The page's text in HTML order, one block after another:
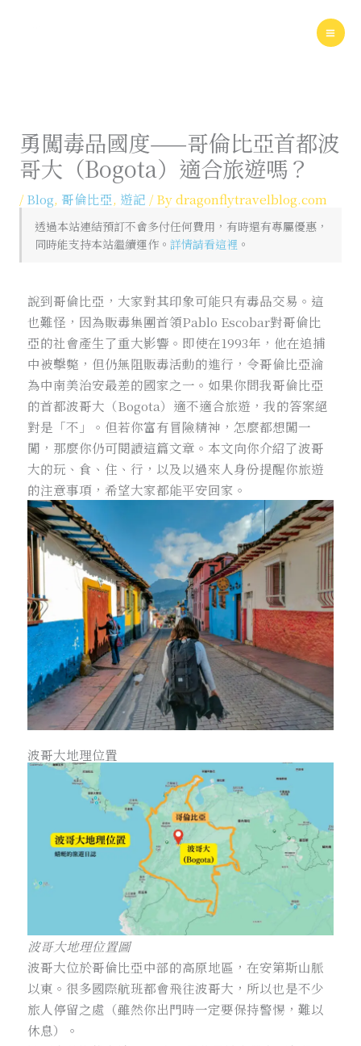
勇闖毒品國度——哥倫比亞首都波
哥大（Bogota）適合旅遊嗎？
/Blog, 哥倫比亞, 遊記 / Bydragonflytravelblog.com
透過本站連結預訂不會多付任何費用，有時還有專屬優惠，
同時能支持本站繼續運作。 詳情請看這裡 。
說到哥倫比亞，大家對其印象可能只有毒品交易。這
也難怪，因為販毒集團首領Pablo Escobar對哥倫比
亞的社會產生了重大影響。即使在1993年，他在追捕
中被擊斃，但仍無阻販毒活動的進行，令哥倫比亞淪
為中南美治安最差的國家之一。如果你問我哥倫比亞
的首都波哥大（Bogota）適不適合旅遊，我的答案絕
對是「不」。但若你富有冒險精神，怎麼都想闖一
闖，那麼你仍可閱讀這篇文章。本文向你介紹了波哥
大的玩、食、住、行，以及以過來人身份提醒你旅遊
的注意事項，希望大家都能平安回家。
波哥大地理位置
波哥大地理位置圖
波哥大位於哥倫比亞中部的高原地區，在安第斯山脈
以東。很多國際航班都會飛往波哥大，所以也是不少
旅人停留之處（雖然你出門時一定要保持警惕，難以
休息）。